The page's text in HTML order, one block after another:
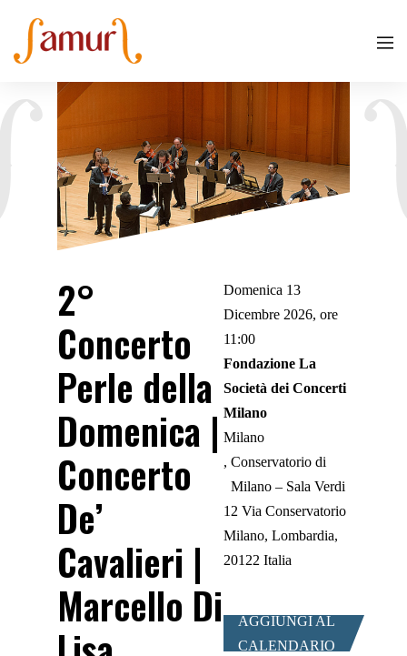
2°
Concerto
Perle della
Domenica |
Concerto
De’
Cavalieri |
Marcello Di
Domenica 13
Dicembre 2026, ore
11:00
Fondazione La
Società dei Concerti
Milano
Milano
Conservatorio di
Milano – Sala Verdi
12 Via Conservatorio
Milano, Lombardia,
20122 Italia
AGGIUNGI AL
CALENDARIO